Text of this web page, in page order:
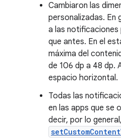
Cambiaron las
personalizadas. En
a las notificaciones
que antes. En el
máxima del
de 106 dp a 48 dp.
espacio horizontal.
Todas las
en las apps que se
decir, por lo